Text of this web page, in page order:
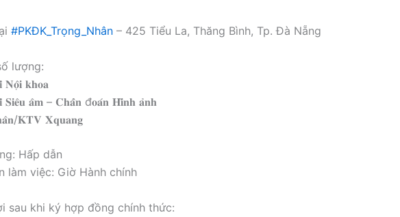
#PKĐK_Trọng_Nhân – 425 Tiểu La, Thăng Bình, Tp. Đà Nẵng
lượng:
𝐍𝐨̣̂𝐢 𝐤𝐡𝐨𝐚
𝐒𝐢𝐞̂𝐮 𝐚̂𝐦 – 𝐂𝐡𝐚̂̉𝐧 đ𝐨𝐚́𝐧 𝐇𝐢̀𝐧𝐡 𝐚̉𝐧𝐡
𝐊𝐓𝐕 𝐗𝐪𝐮𝐚𝐧𝐠
Hấp dẫn
làm việc: Giờ Hành chính
sau khi ký hợp đồng chính thức: